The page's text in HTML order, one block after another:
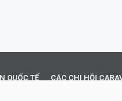
QUỐC TẾ CÁC CHI HỘI